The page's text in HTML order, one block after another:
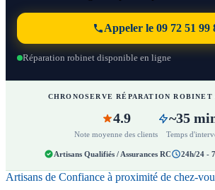
Appeler le 09 72 51 99
Réparation robinet disponible en ligne
CHRONOSERVE RÉPARATION ROBINET
4.9
Note moyenne des clients
~35
Temps
Artisans Qualifiés / Assurances RC 24h/24 -
Artisans de Confiance à proximité de chez-